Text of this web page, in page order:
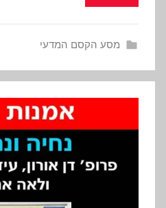
מסע הקסם המדעי